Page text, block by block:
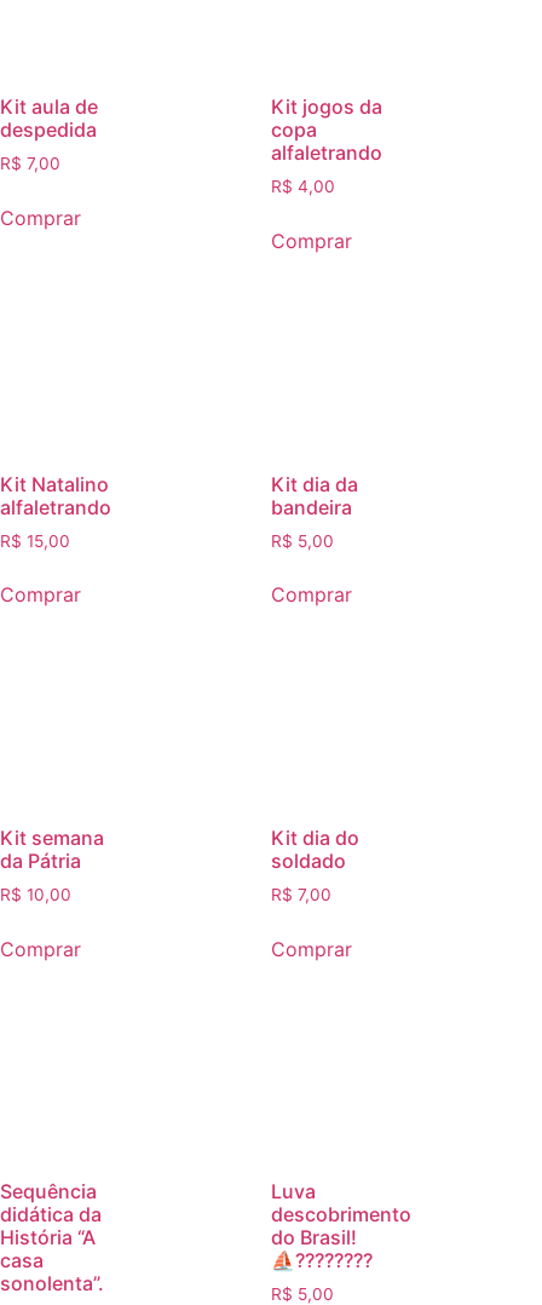
Kit aula de
despedida
R$ 7,00
Comprar
Kit jogos da
copa
alfaletrando
R$ 4,00
Comprar
Kit Natalino
alfaletrando
R$ 15,00
Comprar
Kit dia da
bandeira
R$ 5,00
Comprar
Kit semana
da Pátria
R$ 10,00
Comprar
Kit dia do
soldado
R$ 7,00
Comprar
Sequência
didática da
História “A
casa
sonolenta”.
Luva
descobrimento
do Brasil!
⛵️????????
R$ 5,00